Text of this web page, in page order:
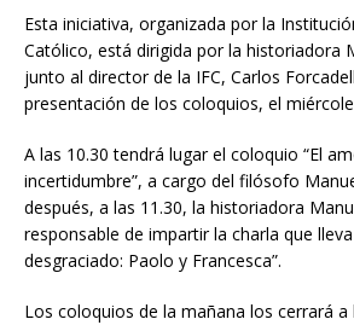
Esta iniciativa, organizada por la
Católico, está dirigida por la historiadora
junto al director de la IFC, Carlos
presentación de los coloquios, el
A las 10.30 tendrá lugar el coloquio “El
incertidumbre”, a cargo del filósofo
después, a las 11.30, la historiadora
responsable de impartir la charla que
desgraciado: Paolo y Francesca”.
Los coloquios de la mañana los cerrará a